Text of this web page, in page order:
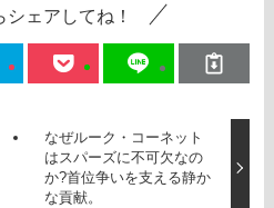
シェアしてね！
なぜルーク・コーネット
はスパーズに不可欠なの
か?首位争いを支える静か
な貢献。